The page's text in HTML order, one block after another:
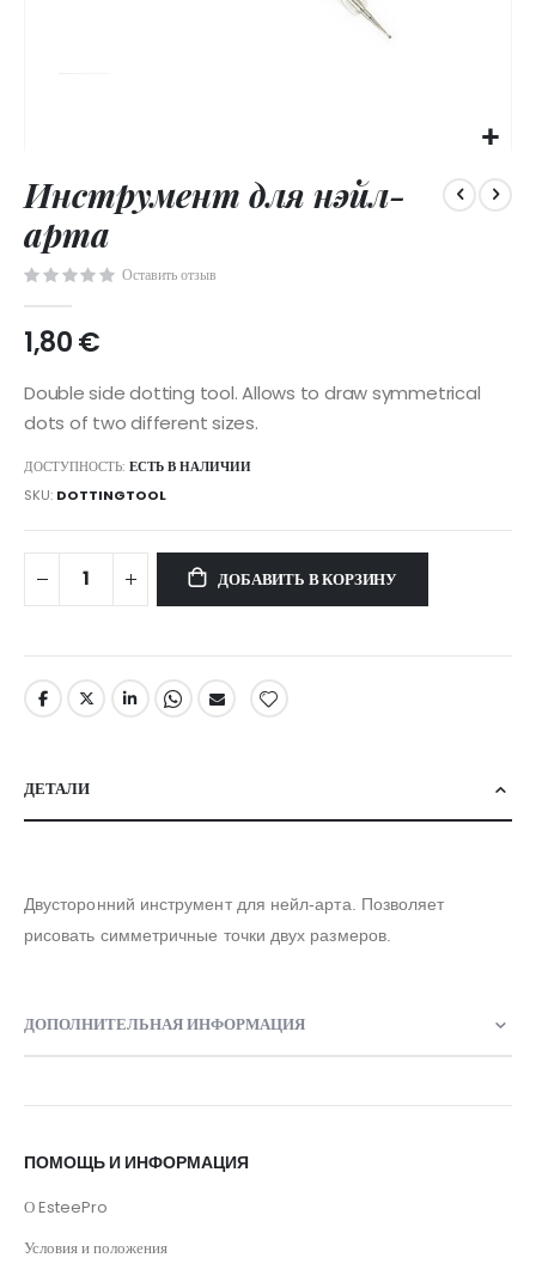
to
the
beginning
of
the
images
gallery
Инструмент для нэйл-
арта
Оставить отзыв
1,80 €
Double side dotting tool. Allows to draw symmetrical
dots of two different sizes.
ДОСТУПНОСТЬ: ЕСТЬ В НАЛИЧИИ
SKU DOTTINGTOOL
ДОБАВИТЬ В КОРЗИНУ
ДЕТАЛИ
Двусторонний инструмент для нейл-арта. Позволяет
рисовать симметричные точки двух размеров.
ДОПОЛНИТЕЛЬНАЯ ИНФОРМАЦИЯ
ПОМОЩЬ И ИНФОРМАЦИЯ
О EsteePro
Условия и положения